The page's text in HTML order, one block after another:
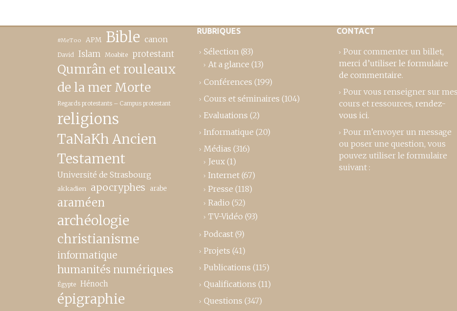
#MeToo APM Bible canon
David Islam Moabite protestant
Qumrân et rouleaux
de la mer Morte
Regards protestants – Campus protestant
religions
TaNaKh Ancien
Testament
Université de Strasbourg
akkadien apocryphes arabe
araméen
archéologie
christianisme
informatique
humanités numériques
Égypte Hénoch
épigraphie
RUBRIQUES
Sélection (83)
At a glance (13)
Conférences (199)
Cours et séminaires (104)
Evaluations (2)
Informatique (20)
Médias (316)
Jeux (1)
Internet (67)
Presse (118)
Radio (52)
TV-Vidéo (93)
Podcast (9)
Projets (41)
Publications (115)
Qualifications (11)
Questions (347)
CONTACT
Pour commenter un billet,
merci d’utiliser le formulaire
de commentaire.
Pour vous renseigner sur mes
cours et ressources, rendez-
vous ici.
Pour m’envoyer un message
ou poser une question, vous
pouvez utiliser le formulaire
suivant :